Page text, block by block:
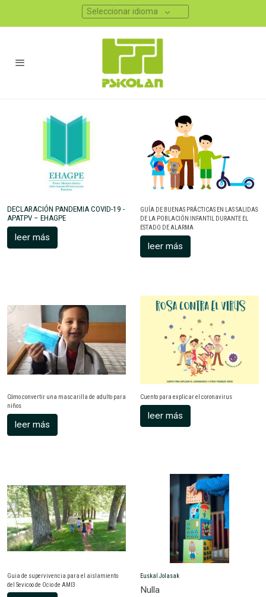
Seleccionar idioma
DECLARACIÓN PANDEMIA COVID-19 -
APATPV – EHAGPE
leer más
GUÍA DE BUENAS PRÁCTICAS EN LAS SALIDAS
DE LA POBLACIÓN INFANTIL DURANTE EL
ESTADO DE ALARMA
leer más
Cómo convertir una mascarilla de adulto para
niños
leer más
Cuento para explicar el coronavirus
leer más
Guia de supervivencia para el aislamiento
del Sevicoo de Ocio de AMI3
Euskal Jolasak
Nulla